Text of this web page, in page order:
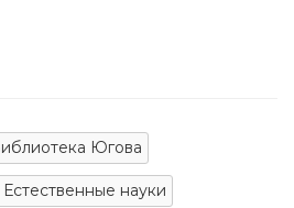
Югова
Естественные науки